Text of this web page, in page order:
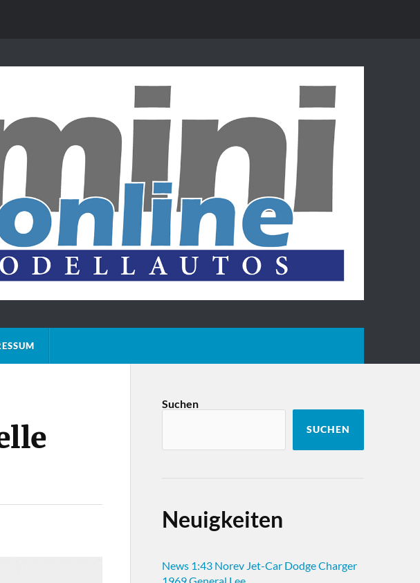
Suchen
SUCHEN
Neuigkeiten
News 1:43 Norev Jet-Car Dodge Charger